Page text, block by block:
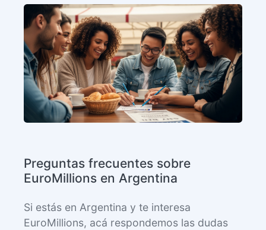
Preguntas frecuentes sobre
EuroMillions en Argentina
Si estás en Argentina y te interesa
EuroMillions, acá respondemos las dudas